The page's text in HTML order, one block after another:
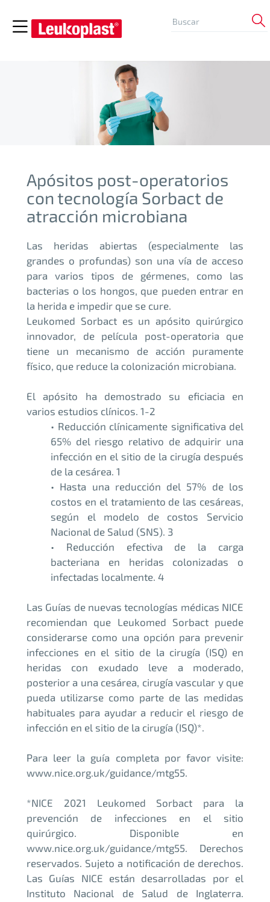
Apósitos post-operatorios
con tecnología Sorbact de
atracción microbiana
Las heridas abiertas (especialmente las
grandes o profundas) son una vía de acceso
para varios tipos de gérmenes, como las
bacterias o los hongos, que pueden entrar en
la herida e impedir que se cure.
Leukomed Sorbact es un apósito quirúrgico
innovador, de película post-operatoria que
tiene un mecanismo de acción puramente
físico, que reduce la colonización microbiana.
El apósito ha demostrado su eficiacia en
varios estudios clínicos. 1-2
• Reducción clínicamente significativa del
65% del riesgo relativo de adquirir una
infección en el sitio de la cirugía después
de la cesárea. 1
• Hasta una reducción del 57% de los
costos en el tratamiento de las cesáreas,
según el modelo de costos Servicio
Nacional de Salud (SNS). 3
• Reducción efectiva de la carga
bacteriana en heridas colonizadas o
infectadas localmente. 4
Las Guías de nuevas tecnologías médicas NICE
recomiendan que Leukomed Sorbact puede
considerarse como una opción para prevenir
infecciones en el sitio de la cirugía (ISQ) en
heridas con exudado leve a moderado,
posterior a una cesárea, cirugía vascular y que
pueda utilizarse como parte de las medidas
habituales para ayudar a reducir el riesgo de
infección en el sitio de la cirugía (ISQ)*.
Para leer la guía completa por favor visite:
www.nice.org.uk/guidance/mtg55.
*NICE 2021 Leukomed Sorbact para la
prevención de infecciones en el sitio
quirúrgico. Disponible en
www.nice.org.uk/guidance/mtg55. Derechos
reservados. Sujeto a notificación de derechos.
Las Guías NICE están desarrolladas por el
Instituto Nacional de Salud de Inglaterra.